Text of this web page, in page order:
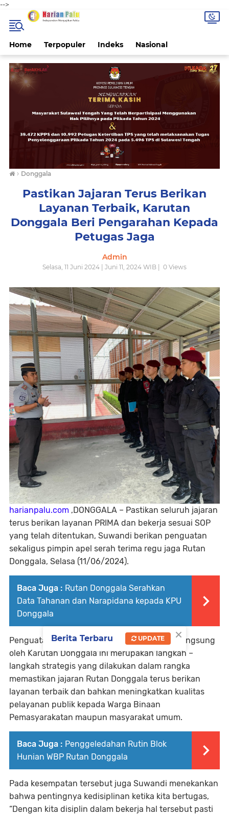
-->
Home Terpopuler Indeks Nasional
› Donggala
Pastikan Jajaran Terus Berikan
Layanan Terbaik, Karutan
Donggala Beri Pengarahan Kepada
Petugas Jaga
Admin
Selasa, 11 Juni 2024 | Juni 11, 2024 WIB | 0 Views
harianpalu.com ,DONGGALA – Pastikan seluruh jajaran
terus berikan layanan PRIMA dan bekerja sesuai SOP
yang telah ditentukan, Suwandi berikan penguatan
sekaligus pimpin apel serah terima regu jaga Rutan
Donggala, Selasa (11/06/2024).
Baca Juga : Rutan Donggala Serahkan
Data Tahanan dan Narapidana kepada KPU
Donggala
Penguatan dan pengarahan yang diberikan langsung
oleh Karutan Donggala ini merupakan langkah –
langkah strategis yang dilakukan dalam rangka
memastikan jajaran Rutan Donggala terus berikan
layanan terbaik dan bahkan meningkatkan kualitas
pelayanan publik kepada Warga Binaan
Pemasyarakatan maupun masyarakat umum.
Baca Juga : Penggeledahan Rutin Blok
Hunian WBP Rutan Donggala
Pada kesempatan tersebut juga Suwandi menekankan
bahwa pentingnya kedisiplinan ketika kita bertugas,
“Dengan kita disiplin dalam bekerja hal tersebut pasti
×
Berita Terbaru UPDATE